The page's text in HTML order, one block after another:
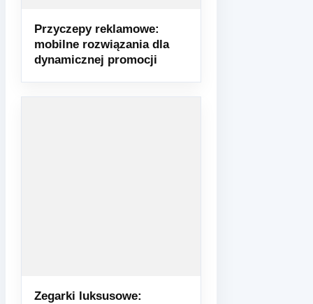
Przyczepy reklamowe:
mobilne rozwiązania dla
dynamicznej promocji
Zegarki luksusowe: